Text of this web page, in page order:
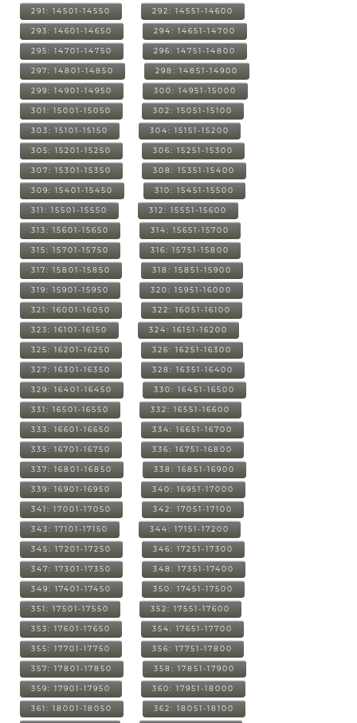
291: 14501-14550 292: 14551-14600
293: 14601-14650 294: 14651-14700
295: 14701-14750 296: 14751-14800
297: 14801-14850 298: 14851-14900
299: 14901-14950 300: 14951-15000
301: 15001-15050 302: 15051-15100
303: 15101-15150 304: 15151-15200
305: 15201-15250 306: 15251-15300
307: 15301-15350 308: 15351-15400
309: 15401-15450 310: 15451-15500
311: 15501-15550 312: 15551-15600
313: 15601-15650 314: 15651-15700
315: 15701-15750 316: 15751-15800
317: 15801-15850 318: 15851-15900
319: 15901-15950 320: 15951-16000
321: 16001-16050 322: 16051-16100
323: 16101-16150 324: 16151-16200
325: 16201-16250 326: 16251-16300
327: 16301-16350 328: 16351-16400
329: 16401-16450 330: 16451-16500
331: 16501-16550 332: 16551-16600
333: 16601-16650 334: 16651-16700
335: 16701-16750 336: 16751-16800
337: 16801-16850 338: 16851-16900
339: 16901-16950 340: 16951-17000
341: 17001-17050 342: 17051-17100
343: 17101-17150 344: 17151-17200
345: 17201-17250 346: 17251-17300
347: 17301-17350 348: 17351-17400
349: 17401-17450 350: 17451-17500
351: 17501-17550 352: 17551-17600
353: 17601-17650 354: 17651-17700
355: 17701-17750 356: 17751-17800
357: 17801-17850 358: 17851-17900
359: 17901-17950 360: 17951-18000
361: 18001-18050 362: 18051-18100